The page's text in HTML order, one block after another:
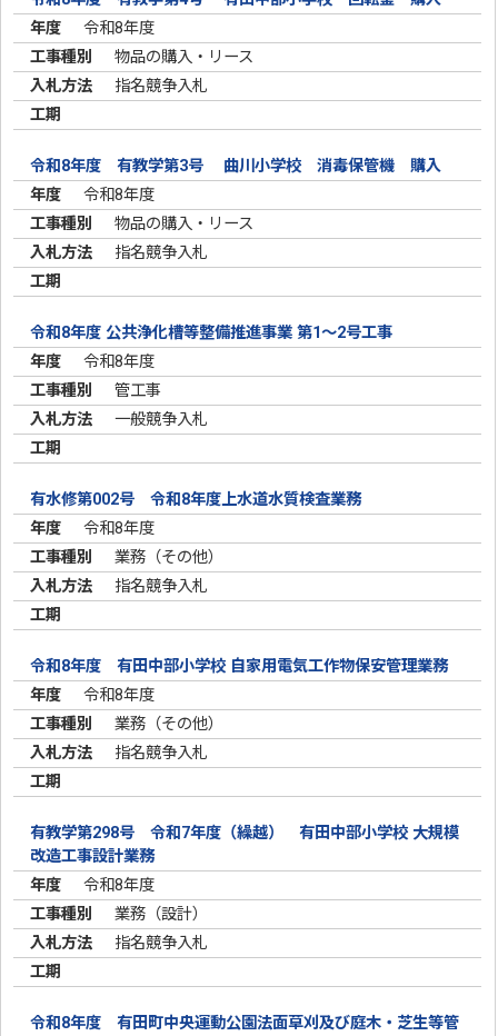
令和8年度
物品の購入・リース
指名競争入札
令和8年度 有教学第3号 曲川小学校 消毒保管機 購入
令和8年度
物品の購入・リース
指名競争入札
令和8年度 公共浄化槽等整備推進事業 第1～2号工事
令和8年度
管工事
一般競争入札
有水修第002号 令和8年度上水道水質検査業務
令和8年度
業務（その他）
指名競争入札
令和8年度 有田中部小学校 自家用電気工作物保安管理業務
令和8年度
業務（その他）
指名競争入札
有教学第298号 令和7年度（繰越） 有田中部小学校 大規模
改造工事設計業務
令和8年度
業務（設計）
指名競争入札
令和8年度 有田町中央運動公園法面草刈及び庭木・芝生等管